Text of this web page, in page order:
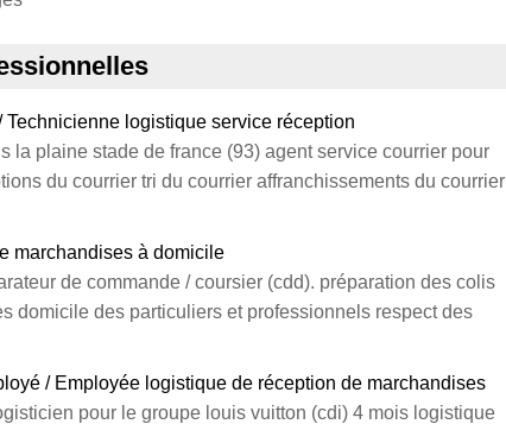
logistique service réception
la plaine stade de france (93) agent service courrier pour
du courrier tri du courrier affranchissements du courrier
marchandises à domicile
de commande / coursier (cdd). préparation des colis
domicile des particuliers et professionnels respect des
/ Employée logistique de réception de marchandises
pour le groupe louis vuitton (cdi) 4 mois logistique